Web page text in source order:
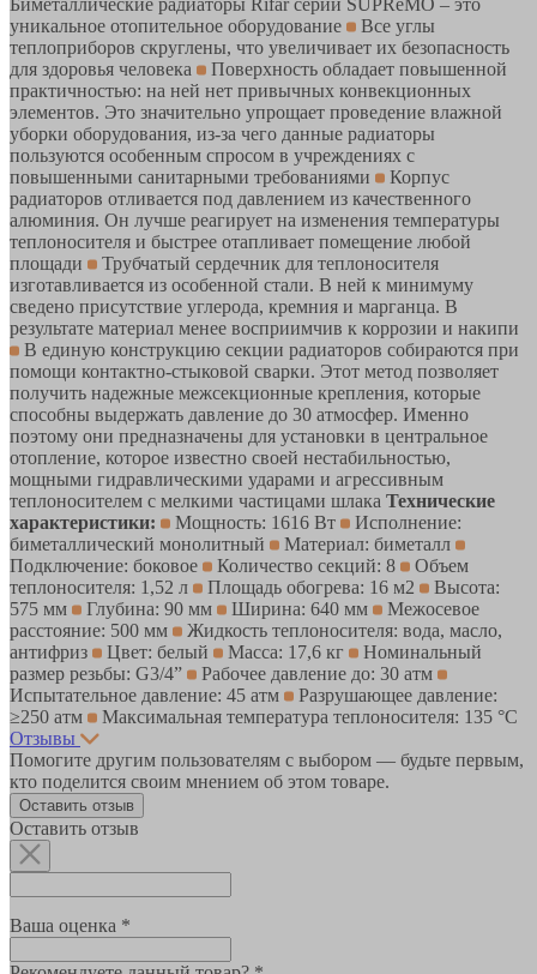
уникальное отопительное оборудование
Все углы
теплоприборов скруглены, что увеличивает их безопасность
для здоровья человека
Поверхность обладает повышенной
практичностью: на ней нет привычных конвекционных
элементов. Это значительно упрощает проведение влажной
уборки оборудования, из-за чего данные радиаторы
пользуются особенным спросом в учреждениях с
повышенными санитарными требованиями
Корпус
радиаторов отливается под давлением из качественного
алюминия. Он лучше реагирует на изменения температуры
теплоносителя и быстрее отапливает помещение любой
площади
Трубчатый сердечник для теплоносителя
изготавливается из особенной стали. В ней к минимуму
сведено присутствие углерода, кремния и марганца. В
результате материал менее восприимчив к коррозии и накипи
В единую конструкцию секции радиаторов собираются при
помощи контактно-стыковой сварки. Этот метод позволяет
получить надежные межсекционные крепления, которые
способны выдержать давление до 30 атмосфер. Именно
поэтому они предназначены для установки в центральное
отопление, которое известно своей нестабильностью,
мощными гидравлическими ударами и агрессивным
теплоносителем с мелкими частицами шлака Технические
характеристики:
Мощность: 1616 Вт
Исполнение:
биметаллический монолитный
Материал: биметалл
Подключение: боковое
Количество секций: 8
Объем
теплоносителя: 1,52 л
Площадь обогрева: 16 м2
Высота:
575 мм
Глубина: 90 мм Ширина: 640 мм
Межосевое
расстояние: 500 мм
Жидкость теплоносителя: вода, масло,
антифриз
Цвет: белый Масса: 17,6 кг
Номинальный
размер резьбы: G3/4”
Рабочее давление до: 30 атм
Испытательное давление: 45 атм
Разрушающее давление:
≥250 атм
Максимальная температура теплоносителя: 135 °C
Отзывы
Помогите другим пользователям с выбором — будьте первым,
кто поделится своим мнением об этом товаре.
Оставить отзыв
Оставить отзыв
Ваша оценка *